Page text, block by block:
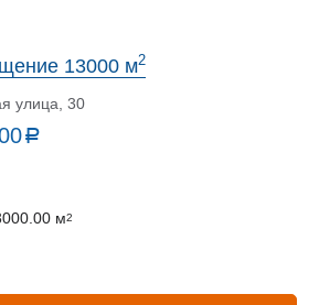
13000 м2
улица, 30
a
м2